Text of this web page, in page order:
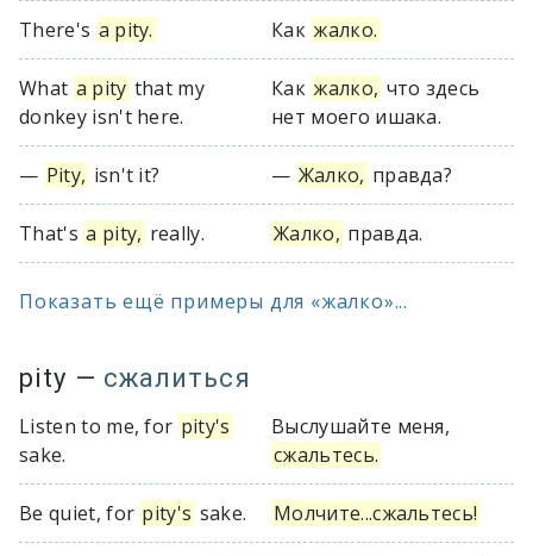
There's a pity. Как жалко.
What a pity that my
donkey isn't here.
Как жалко, что здесь
нет моего ишака.
— Pity, isn't it? — Жалко, правда?
That's a pity, really. Жалко, правда.
Показать ещё примеры для «жалко»...
pity — сжалиться
Listen to me, for pity's
sake.
Выслушайте меня,
сжальтесь.
Be quiet, for pity's sake. Молчите...сжальтесь!